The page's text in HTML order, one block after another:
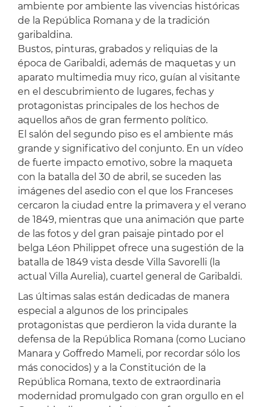
ambiente por ambiente las vivencias históricas
de la República Romana y de la tradición
garibaldina.
Bustos, pinturas, grabados y reliquias de la
época de Garibaldi, además de maquetas y un
aparato multimedia muy rico, guían al visitante
en el descubrimiento de lugares, fechas y
protagonistas principales de los hechos de
aquellos años de gran fermento político.
El salón del segundo piso es el ambiente más
grande y significativo del conjunto. En un vídeo
de fuerte impacto emotivo, sobre la maqueta
con la batalla del 30 de abril, se suceden las
imágenes del asedio con el que los Franceses
cercaron la ciudad entre la primavera y el verano
de 1849, mientras que una animación que parte
de las fotos y del gran paisaje pintado por el
belga Léon Philippet ofrece una sugestión de la
batalla de 1849 vista desde Villa Savorelli (la
actual Villa Aurelia), cuartel general de Garibaldi.
Las últimas salas están dedicadas de manera
especial a algunos de los principales
protagonistas que perdieron la vida durante la
defensa de la República Romana (como Luciano
Manara y Goffredo Mameli, por recordar sólo los
más conocidos) y a la Constitución de la
República Romana, texto de extraordinaria
modernidad promulgado con gran orgullo en el